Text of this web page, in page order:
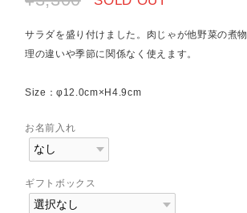
サラダを盛り付けました。肉じゃが他野菜の煮
理の違いや季節に関係なく使えます。
Size：φ12.0cm×H4.9cm
お名前入れ
ギフトボックス